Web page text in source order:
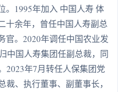
。1995年加入 中国人寿 体
十余年，曾任中国人寿副总
官。2020年调任中国农业发
中国人寿集团任副总裁，同
2023年7月转任人保集团党
、执行董事、副董事长，